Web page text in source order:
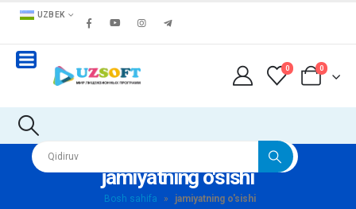
UZBEK
0 0
jamiyatning o'sishi
Bosh sahifa » jamiyatning o'sishi